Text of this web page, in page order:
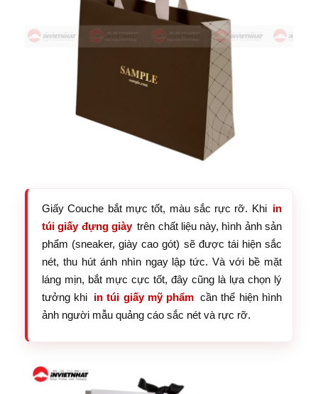
Giấy Couche bắt mực tốt, màu sắc rực rỡ. Khi in
túi giấy đựng giày trên chất liệu này, hình ảnh sản
phẩm (sneaker, giày cao gót) sẽ được tái hiện sắc
nét, thu hút ánh nhìn ngay lập tức. Và với bề mặt
láng mịn, bắt mực cực tốt, đây cũng là lựa chọn lý
tưởng khi in túi giấy mỹ phẩm cần thể hiện hình
ảnh người mẫu quảng cáo sắc nét và rực rỡ.